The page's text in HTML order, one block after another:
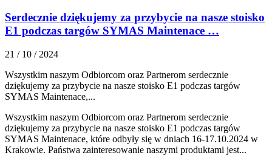
Serdecznie dziękujemy za przybycie na nasze stoisko
E1 podczas targów SYMAS Maintenace …
21 / 10 / 2024
Wszystkim naszym Odbiorcom oraz Partnerom serdecznie
dziękujemy za przybycie na nasze stoisko E1 podczas targów
SYMAS Maintenace,...
Wszystkim naszym Odbiorcom oraz Partnerom serdecznie
dziękujemy za przybycie na nasze stoisko E1 podczas targów
SYMAS Maintenace, które odbyły się w dniach 16-17.10.2024 w
Krakowie. Państwa zainteresowanie naszymi produktami jest...